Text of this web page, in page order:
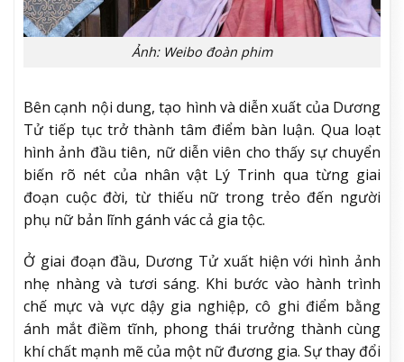
Ảnh: Weibo đoàn phim
Bên cạnh nội dung, tạo hình và diễn xuất của Dương
Tử tiếp tục trở thành tâm điểm bàn luận. Qua loạt
hình ảnh đầu tiên, nữ diễn viên cho thấy sự chuyển
biến rõ nét của nhân vật Lý Trinh qua từng giai
đoạn cuộc đời, từ thiếu nữ trong trẻo đến người
phụ nữ bản lĩnh gánh vác cả gia tộc.
Ở giai đoạn đầu, Dương Tử xuất hiện với hình ảnh
nhẹ nhàng và tươi sáng. Khi bước vào hành trình
chế mực và vực dậy gia nghiệp, cô ghi điểm bằng
ánh mắt điềm tĩnh, phong thái trưởng thành cùng
khí chất mạnh mẽ của một nữ đương gia. Sự thay đổi